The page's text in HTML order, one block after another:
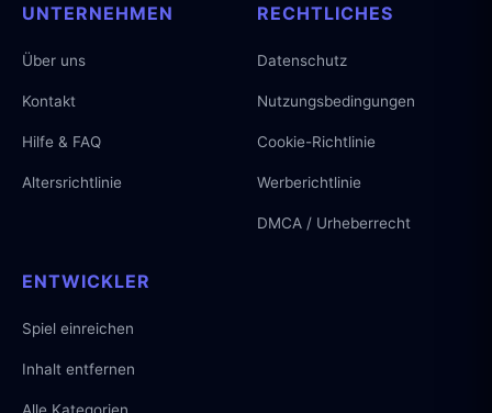
UNTERNEHMEN
Über uns
Kontakt
Hilfe & FAQ
Altersrichtlinie
RECHTLICHES
Datenschutz
Nutzungsbedingungen
Cookie-Richtlinie
Werberichtlinie
DMCA / Urheberrecht
ENTWICKLER
Spiel einreichen
Inhalt entfernen